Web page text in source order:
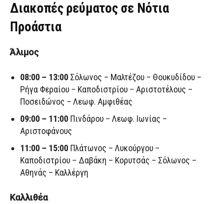
Διακοπές ρεύματος σε Νότια
Προάστια
Άλιμος
08:00 – 13:00Σόλωνος – Μαλτέζου – Θουκυδίδου –
Ρήγα Φεραίου – Καποδιστρίου – Αριστοτέλους –
Ποσειδώνος – Λεωφ. Αμφιθέας
09:00 – 11:00 Πινδάρου – Λεωφ. Ιωνίας –
Αριστοφάνους
11:00 – 15:00 Πλάτωνος – Λυκούργου –
Καποδιστρίου – Δαβάκη – Κορυτσάς – Σόλωνος –
Αθηνάς – Καλλέργη
Καλλιθέα